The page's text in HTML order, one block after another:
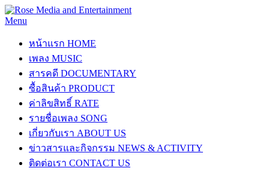
Menu
หน้าแรก HOME
เพลง MUSIC
สารคดี DOCUMENTARY
ซื้อสินค้า PRODUCT
ค่าลิขสิทธิ์ RATE
รายชื่อเพลง SONG
เกี่ยวกับเรา ABOUT US
ข่าวสารและกิจกรรม NEWS & ACTIVITY
ติดต่อเรา CONTACT US